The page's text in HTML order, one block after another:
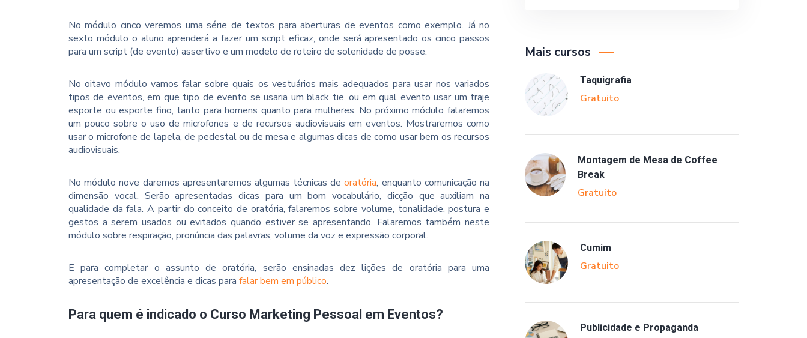
No módulo cinco veremos uma série de textos para aberturas de eventos como exemplo. Já no
sexto módulo o aluno aprenderá a fazer um script eficaz, onde será apresentado os cinco passos
para um script (de evento) assertivo e um modelo de roteiro de solenidade de posse.
No oitavo módulo vamos falar sobre quais os vestuários mais adequados para usar nos variados
tipos de eventos, em que tipo de evento se usaria um black tie, ou em qual evento usar um traje
esporte ou esporte fino, tanto para homens quanto para mulheres. No próximo módulo falaremos
um pouco sobre o uso de microfones e de recursos audiovisuais em eventos. Mostraremos como
usar o microfone de lapela, de pedestal ou de mesa e algumas dicas de como usar bem os recursos
audiovisuais.
No módulo nove daremos apresentaremos algumas técnicas deoratória, enquanto comunicação na
dimensão vocal. Serão apresentadas dicas para um bom vocabulário, dicção que auxiliam na
qualidade da fala. A partir do conceito de oratória, falaremos sobre volume, tonalidade, postura e
gestos a serem usados ou evitados quando estiver se apresentando. Falaremos também neste
módulo sobre respiração, pronúncia das palavras, volume da voz e expressão corporal.
E para completar o assunto de oratória, serão ensinadas dez lições de oratória para uma
apresentação de excelência e dicas para falar bem em público.
Para quem é indicado o Curso Marketing Pessoal em Eventos?
Mais cursos
Taquigrafia
Gratuito
Montagem de Mesa de Coffee
Break
Gratuito
Cumim
Gratuito
Publicidade e Propaganda